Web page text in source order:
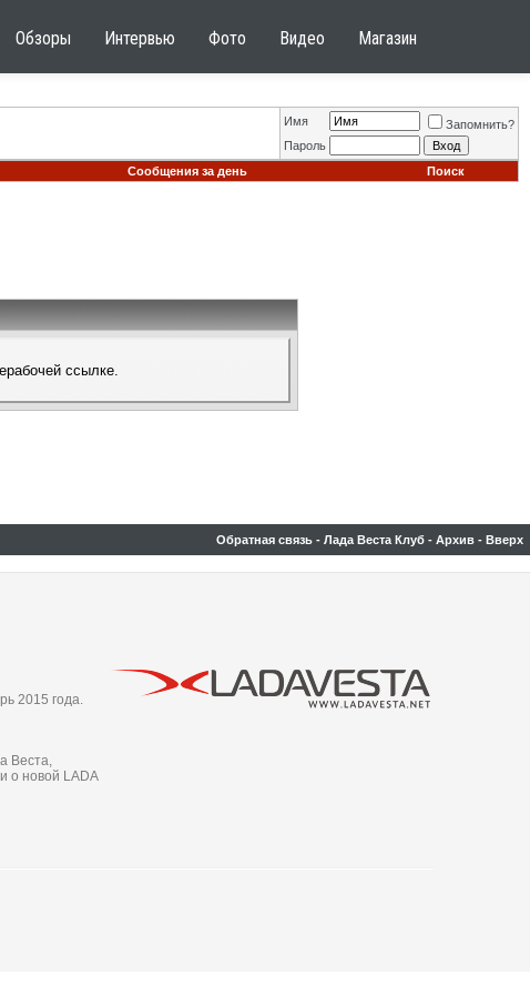
Обзоры Интервью Фото Видео Магазин
Имя
Запомнить?
Пароль
Сообщения за день Поиск
ссылке.
Обратная связь - Лада Веста Клуб - Архив - Вверх
2015 года.
Веста,
о новой LADA